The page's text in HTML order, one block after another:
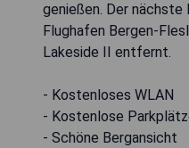
genießen. Der
Flughafen Bergen-
Lakeside II entfernt.
- Kostenloses WLAN
- Kostenlose
- Schöne Bergansicht